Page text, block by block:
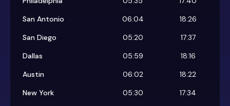
San Antonio
06:04
18:26
San Diego
05:20
17:37
Dallas
05:59
18:16
Austin
06:02
18:22
New York
05:30
17:34